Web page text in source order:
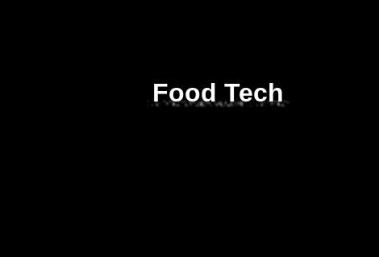
Food Tech